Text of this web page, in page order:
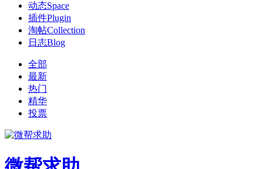
动态Space
插件Plugin
淘帖Collection
日志Blog
全部
最新
热门
精华
投票